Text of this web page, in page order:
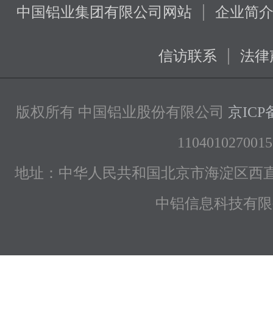
中国铝业集团有限公司网站 | 企业简介
信访联系 | 法律
版权所有 中国铝业股份有限公司 京ICP
地址：中华人民共和国北京市海淀区西
中铝信息科技有